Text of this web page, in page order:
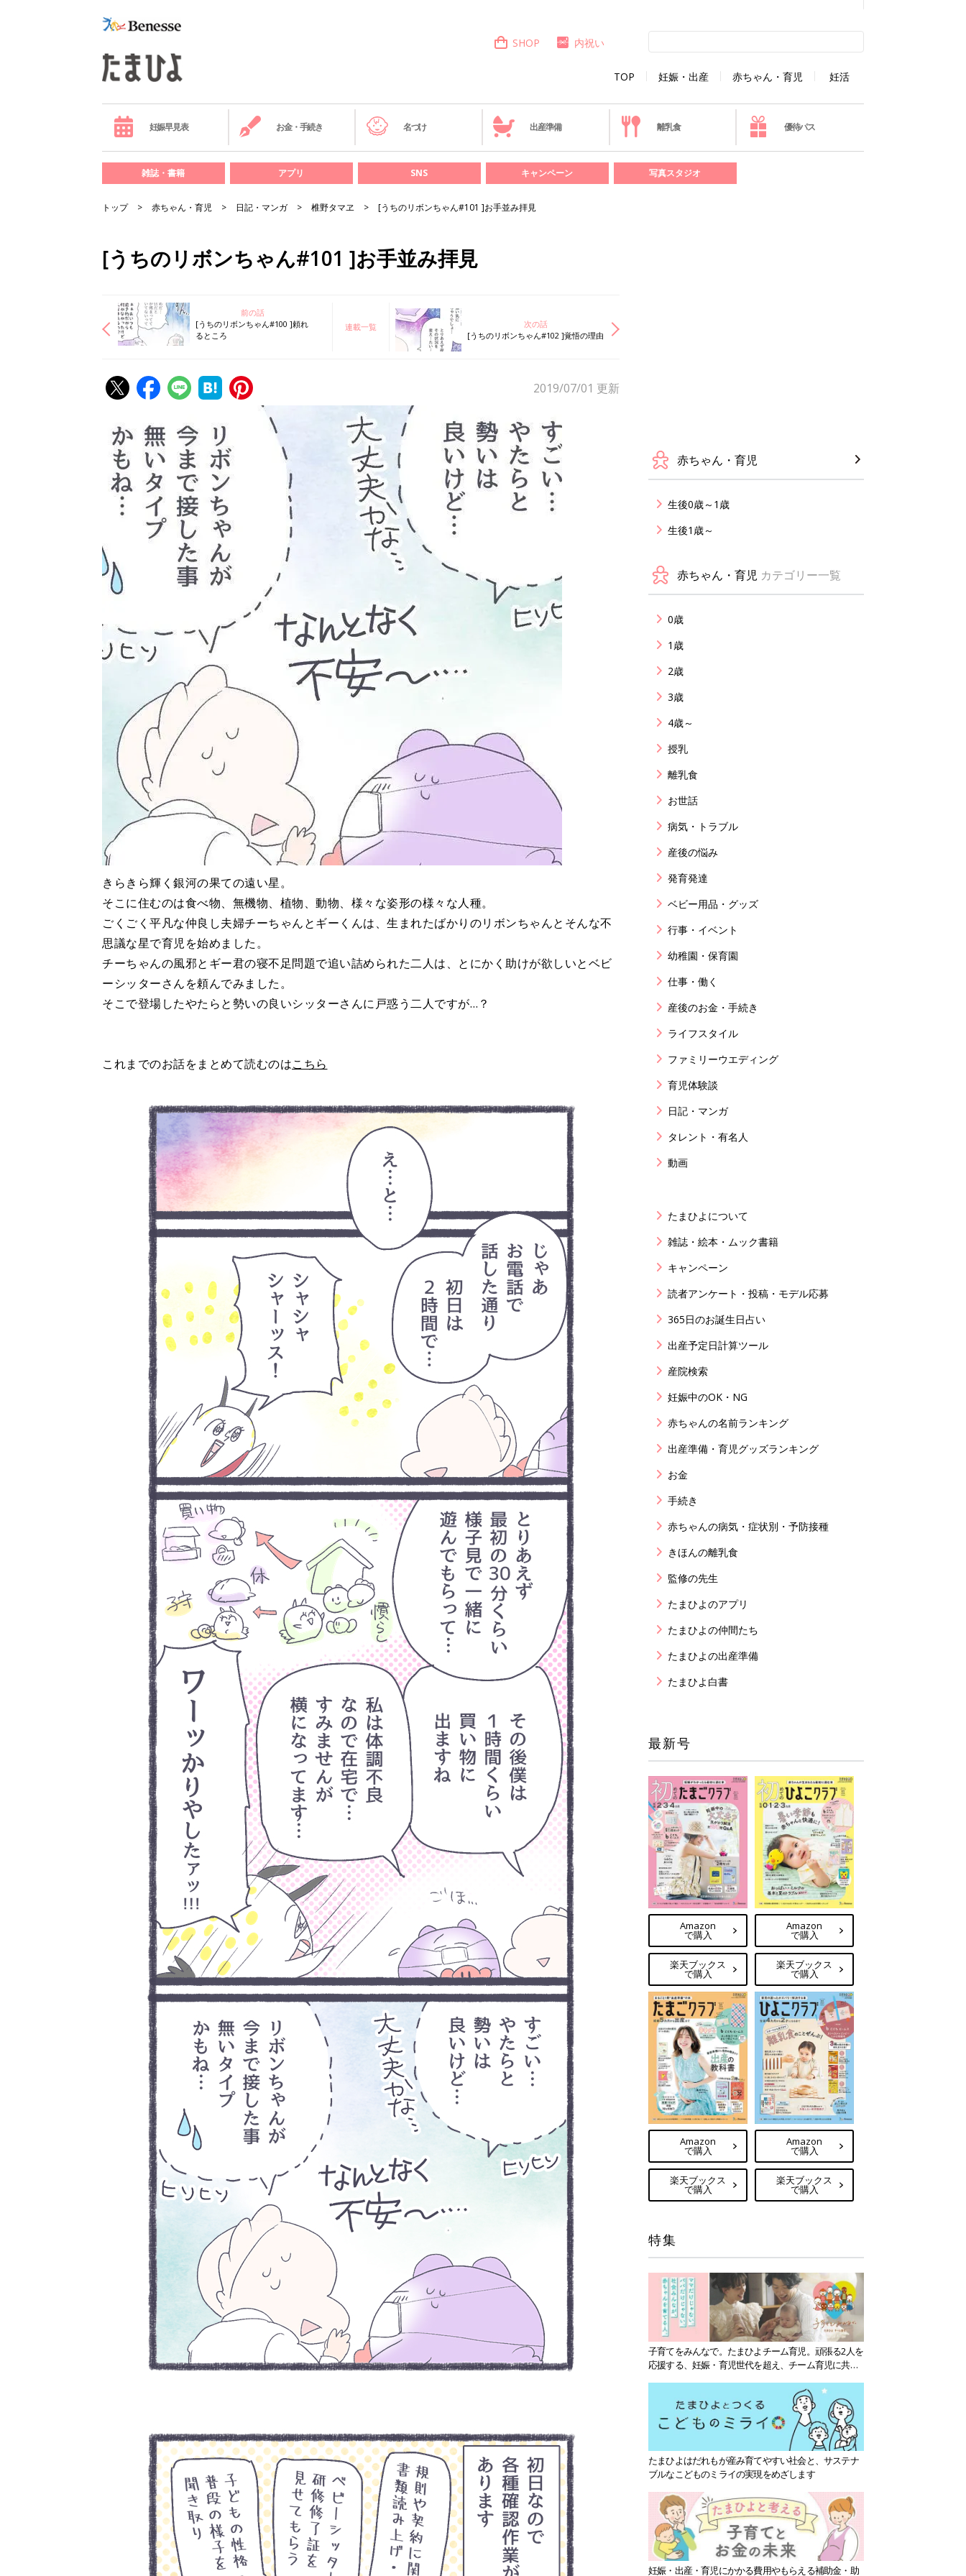
TOP 妊娠・出産 赤ちゃん・育児 妊活
SHOP 内祝い
妊娠早見表 お金・手続き 名づけ 出産準備 離乳食 優待パス
雑誌・書籍 アプリ SNS キャンペーン 写真スタジオ
トップ 赤ちゃん・育児 日記・マンガ 椎野タマヱ [うちのリボンちゃん#101 ]お手並み拝見
[うちのリボンちゃん#101 ]お手並み拝見
前の話
[うちのリボンちゃん#100 ]頼れ
るところ
連載一覧
次の話
[うちのリボンちゃん#102 ]覚悟の理由
2019/07/01 更新
きらきら輝く銀河の果ての遠い星。
そこに住むのは食べ物、無機物、植物、動物、様々な姿形の様々な人種。
ごくごく平凡な仲良し夫婦チーちゃんとギーくんは、生まれたばかりのリボンちゃんとそんな不
思議な星で育児を始めました。
チーちゃんの風邪とギー君の寝不足問題で追い詰められた二人は、とにかく助けが欲しいとベビ
ーシッターさんを頼んでみました。
そこで登場したやたらと勢いの良いシッターさんに戸惑う二人ですが…？
これまでのお話をまとめて読むのはこちら
赤ちゃん・育児
生後0歳～1歳
生後1歳～
赤ちゃん・育児 カテゴリー一覧
0歳
1歳
2歳
3歳
4歳～
授乳
離乳食
お世話
病気・トラブル
産後の悩み
発育発達
ベビー用品・グッズ
行事・イベント
幼稚園・保育園
仕事・働く
産後のお金・手続き
ライフスタイル
ファミリーウエディング
育児体験談
日記・マンガ
タレント・有名人
動画
たまひよについて
雑誌・絵本・ムック書籍
キャンペーン
読者アンケート・投稿・モデル応募
365日のお誕生日占い
出産予定日計算ツール
産院検索
妊娠中のOK・NG
赤ちゃんの名前ランキング
出産準備・育児グッズランキング
お金
手続き
赤ちゃんの病気・症状別・予防接種
きほんの離乳食
監修の先生
たまひよのアプリ
たまひよの仲間たち
たまひよの出産準備
たまひよ白書
最新号
Amazon
で購入
楽天ブックス
で購入
Amazon
で購入
楽天ブックス
で購入
Amazon
で購入
楽天ブックス
で購入
Amazon
で購入
楽天ブックス
で購入
特集
子育てをみんなで。たまひよチーム育児。頑張る2人を
応援する、妊娠・育児世代を超え、チーム育児に共感
たまひよはだれもが産み育てやすい社会と、サステナ
ブルなこどものミライの実現をめざします
妊娠・出産・育児にかかる費用やもらえる補助金・助